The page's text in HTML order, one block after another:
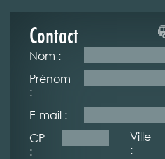
Contact
Nom :
Prénom
:
E-mail :
CP
:
Ville
: